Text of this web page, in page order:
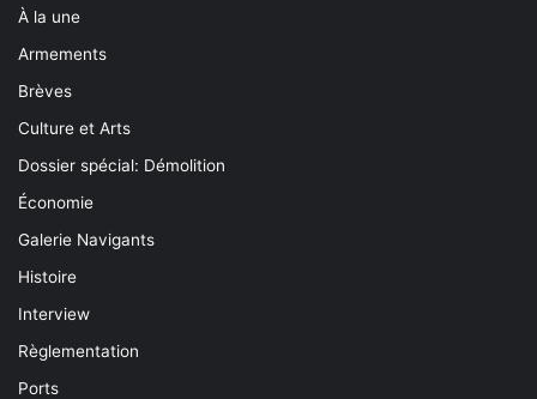
À la une
Armements
Brèves
Culture et Arts
Dossier spécial: Démolition
Économie
Galerie Navigants
Histoire
Interview
Règlementation
Ports